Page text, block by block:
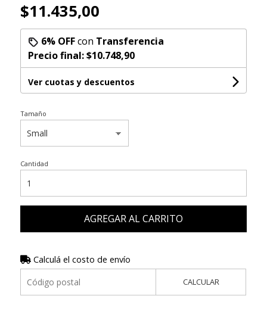
$11.435,00
6% OFFcon Transferencia
Precio final:$10.748,90
Ver cuotas y descuentos
Tamaño
Cantidad
AGREGAR AL CARRITO
Calculá el costo de envío
CALCULAR